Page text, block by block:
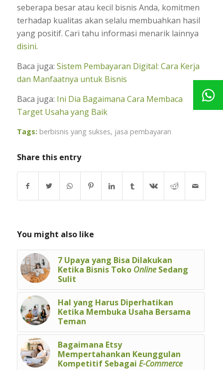
seberapa besar atau kecil bisnis Anda, komitmen
terhadap kualitas akan selalu membuahkan hasil
yang positif. Cari tahu informasi menarik lainnya
disini.
Baca juga: Sistem Pembayaran Digital: Cara Kerja
dan Manfaatnya untuk Bisnis
Baca juga: Ini Dia Bagaimana Cara Membaca
Target Usaha yang Baik
Tags: berbisnis yang sukses, jasa pembayaran
Share this entry
You might also like
7 Upaya yang Bisa Dilakukan
Ketika Bisnis Toko OnlineSedang
Sulit
Hal yang Harus Diperhatikan
Ketika Membuka Usaha Bersama
Teman
Bagaimana Etsy
Mempertahankan Keunggulan
Kompetitif Sebagai E-Commerce